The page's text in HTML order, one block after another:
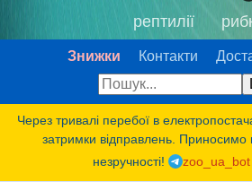
рептилії
Знижки Контакти
Через тривалі перебої в
затримки відправлень. Приносимо
незручності!
zoo_ua_bot